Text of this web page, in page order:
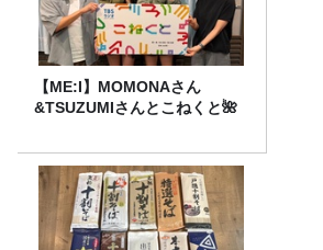
【ME:I】MOMONAさん
&TSUZUMIさんとこねくと🌺